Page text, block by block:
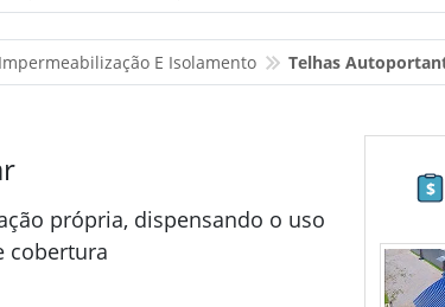
E Isolamento Telhas
própria, dispensando o uso
cobertura